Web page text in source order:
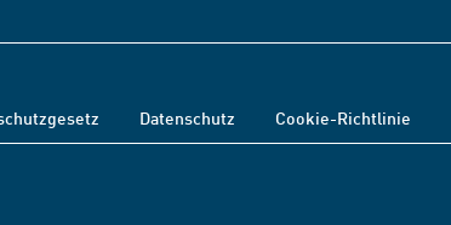
Datenschutz Cookie-Richtlinie